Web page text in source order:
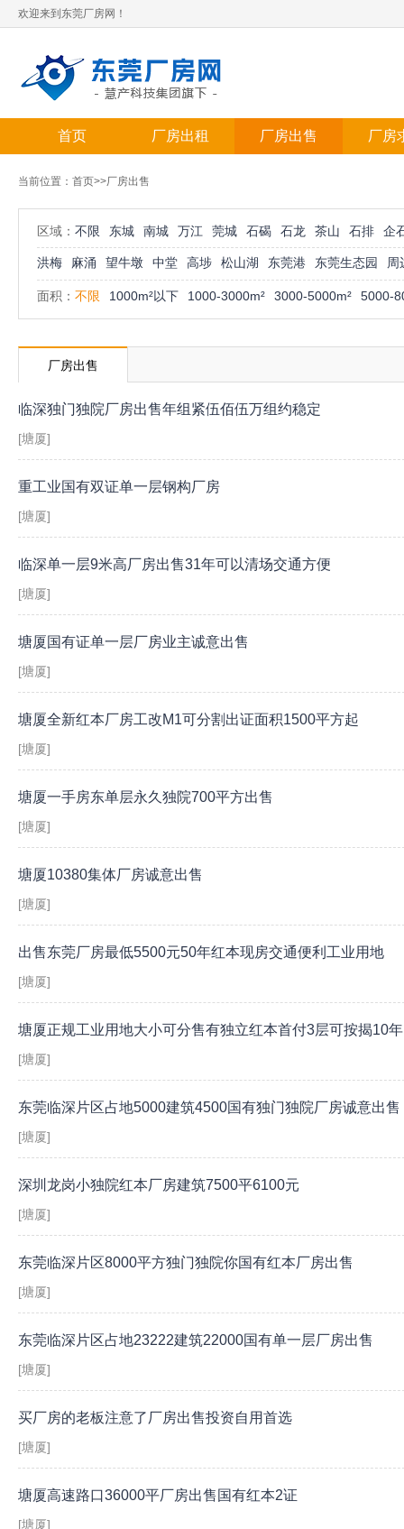
欢迎来到东莞厂房网！
首页 厂房出租 厂房出售 厂房
当前位置： 首页>>厂房出售
区域： 不限 东城 南城 万江 莞城 石碣 石龙 茶山 石排 企
洪梅 麻涌 望牛墩 中堂 高埗 松山湖 东莞港 东莞生态园 周
面积： 不限 1000m²以下 1000-3000m² 3000-5000m² 5000-
厂房出售
临深独门独院厂房出售年组紧伍佰伍万组约稳定
[塘厦]
重工业国有双证单一层钢构厂房
[塘厦]
临深单一层9米高厂房出售31年可以清场交通方便
[塘厦]
塘厦国有证单一层厂房业主诚意出售
[塘厦]
塘厦全新红本厂房工改M1可分割出证面积1500平方起
[塘厦]
塘厦一手房东单层永久独院700平方出售
[塘厦]
塘厦10380集体厂房诚意出售
[塘厦]
出售东莞厂房最低5500元50年红本现房交通便利工业用地
[塘厦]
塘厦正规工业用地大小可分售有独立红本首付3层可按揭10年
[塘厦]
东莞临深片区占地5000建筑4500国有独门独院厂房诚意出售
[塘厦]
深圳龙岗小独院红本厂房建筑7500平6100元
[塘厦]
东莞临深片区8000平方独门独院你国有红本厂房出售
[塘厦]
东莞临深片区占地23222建筑22000国有单一层厂房出售
[塘厦]
买厂房的老板注意了厂房出售投资自用首选
[塘厦]
塘厦高速路口36000平厂房出售国有红本2证
[塘厦]